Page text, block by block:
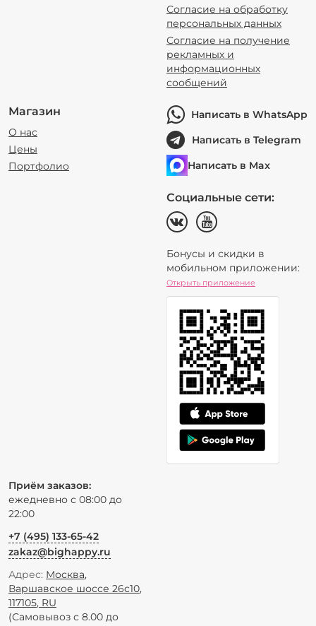
Согласие на обработку
персональных данных
Согласие на получение
рекламных и
информационных
сообщений
Магазин
О нас
Цены
Портфолио
Написать в WhatsApp
Написать в Telegram
Написать в Max
Социальные сети:
Бонусы и скидки в
мобильном приложении:
Открыть приложение
Приём заказов:
ежедневно с 08:00 до
22:00
+7 (495) 133-65-42
zakaz@bighappy.ru
Адрес: Москва,
Варшавское шоссе 26с10,
117105, RU
(Самовывоз с 8.00 до